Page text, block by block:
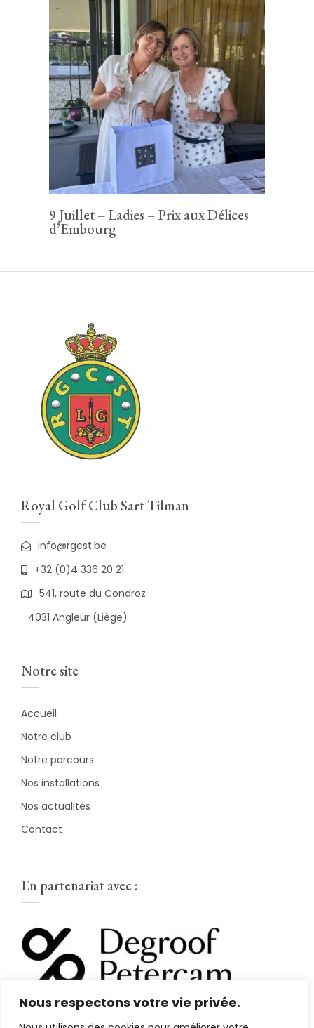
Nous respectons votre vie privée.
9 Juillet – Ladies – Prix aux Délices
d’Embourg
Royal Golf Club Sart Tilman
info@rgcst.be
+32 (0)4 336 20 21
541, route du Condroz
4031 Angleur (Liège)
Notre site
Accueil
Notre club
Notre parcours
Nos installations
Nos actualités
Contact
En partenariat avec :